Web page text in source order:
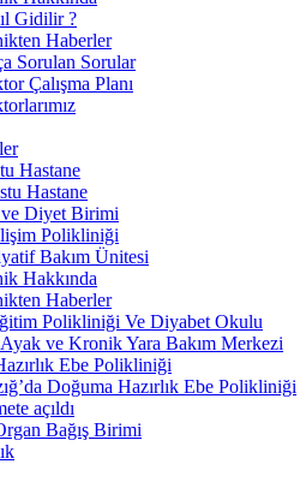
Gidilir ?
Haberler
Sorulan Sorular
Çalışma Planı
Hastane
Hastane
ve Diyet Birimi
Polikliniği
Bakım Ünitesi
Hakkında
Haberler
Polikliniği Ve Diyabet Okulu
ve Kronik Yara Bakım Merkezi
Ebe Polikliniği
Doğuma Hazırlık Ebe Polikliniği
açıldı
Bağış Birimi